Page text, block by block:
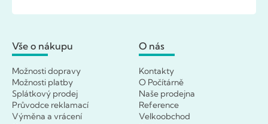
Vše o nákupu
Možnosti dopravy
Možnosti platby
Splátkový prodej
Průvodce reklamací
Výměna a vrácení
O nás
Kontakty
O Počítárně
Naše prodejna
Reference
Velkoobchod